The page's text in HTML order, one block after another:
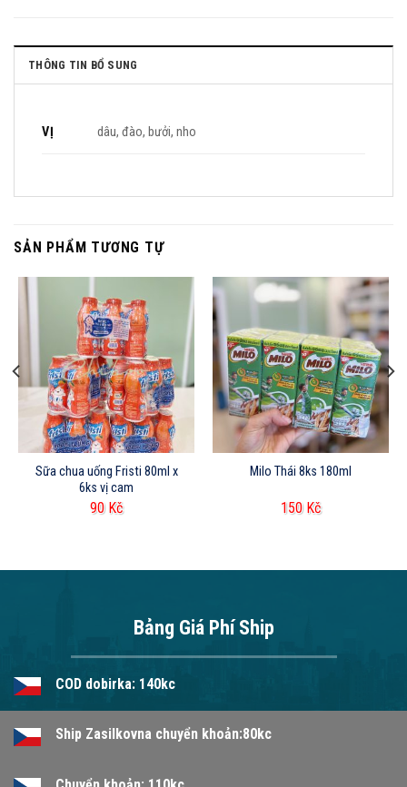
THÔNG TIN BỔ SUNG
VỊ dâu, đào, bưởi, nho
SẢN PHẨM TƯƠNG TỰ
Sữa chua uống Fristi 80ml x
6ks vị cam
90 Kč
Milo Thái 8ks 180ml
150 Kč
Bảng Giá Phí Ship
COD dobirka: 140kc
Ship Zasilkovna chuyển khoản:80kc